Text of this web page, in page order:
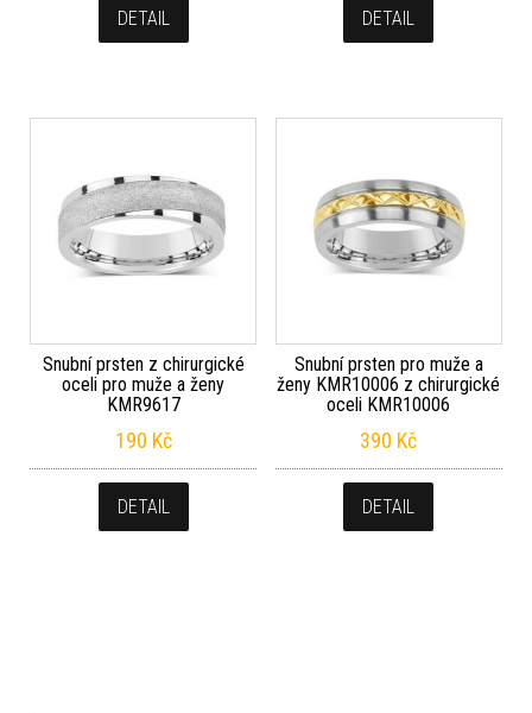
DETAIL DETAIL
Snubní prsten z chirurgické
oceli pro muže a ženy
KMR9617
190 Kč
DETAIL
Snubní prsten pro muže a
ženy KMR10006 z chirurgické
oceli KMR10006
390 Kč
DETAIL